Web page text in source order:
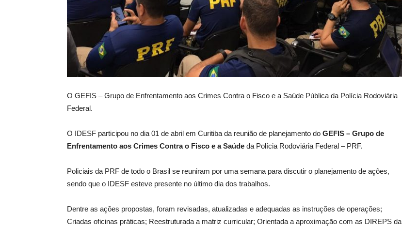
O GEFIS – Grupo de Enfrentamento aos Crimes Contra o Fisco e a Saúde Pública da Polícia Rodoviária
Federal.
O IDESF participou no dia 01 de abril em Curitiba da reunião de planejamento do GEFIS – Grupo de
Enfrentamento aos Crimes Contra o Fisco e a Saúde da Polícia Rodoviária Federal – PRF.
Policiais da PRF de todo o Brasil se reuniram por uma semana para discutir o planejamento de ações,
sendo que o IDESF esteve presente no último dia dos trabalhos.
Dentre as ações propostas, foram revisadas, atualizadas e adequadas as instruções de operações;
Criadas oficinas práticas; Reestruturada a matriz curricular; Orientada a aproximação com as DIREPS da